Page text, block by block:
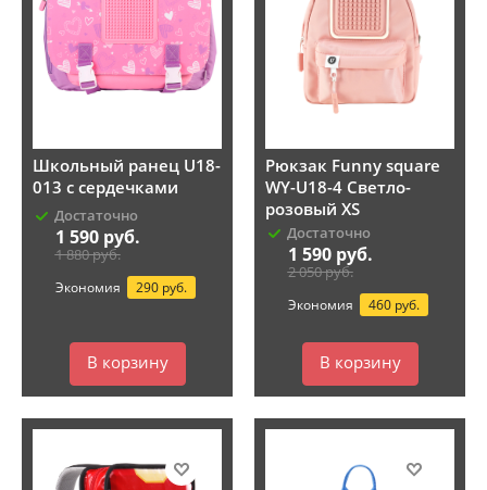
Школьный ранец U18-
013 с сердечками
Достаточно
1 590руб.
1 880руб.
Экономия 290 руб.
В корзину
Рюкзак Funny square
WY-U18-4 Светло-
розовый XS
Достаточно
1 590руб.
2 050руб.
Экономия 460 руб.
В корзину